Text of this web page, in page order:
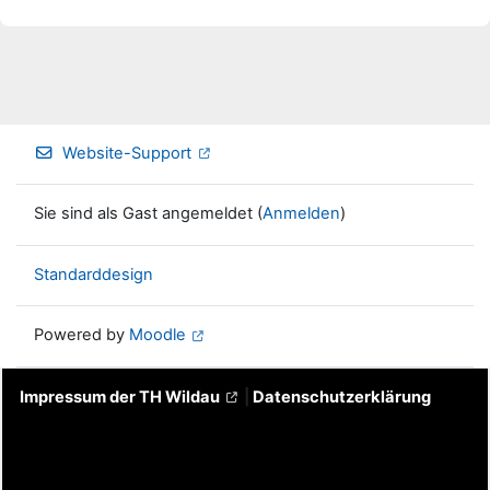
Website-Support
Sie sind als Gast angemeldet (Anmelden)
Standarddesign
Powered by Moodle
Impressum der TH Wildau Datenschutzerklärung